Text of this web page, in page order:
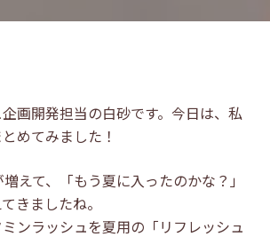
画開発担当の白砂です。今日は、私
めてみました！
えて、「もう夏に入ったのかな？」
きましたね。
ンラッシュを夏用の「リフレッシュ